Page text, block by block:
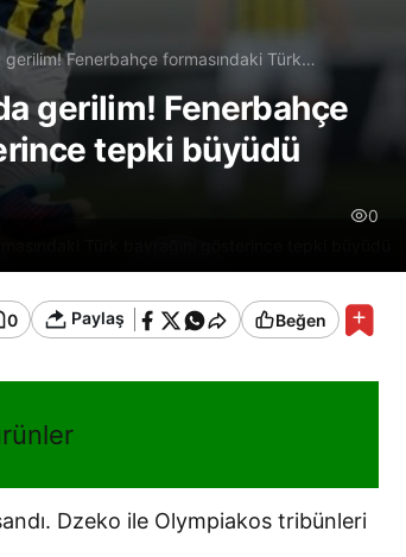
Türk bayrağını gösterince tepki büyüdü
Fenerbahçe formasındaki Türk
gerilim! Fenerbahçe
tepki büyüdü
0
0 Paylaş Beğen
Dzeko ile Olympiakos tribünleri